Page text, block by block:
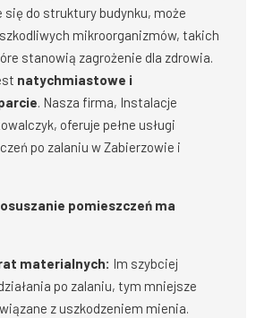
się do struktury budynku, może
mikroorganizmów, takich
stanowią zagrożenie dla zdrowia.
natychmiastowe i
. Nasza firma, Instalacje
oferuje pełne usługi
po zalaniu w Zabierzowie i
pomieszczeń ma
materialnych: Im szybciej
po zalaniu, tym mniejsze
z uszkodzeniem mienia.